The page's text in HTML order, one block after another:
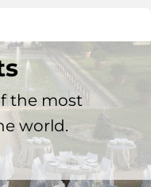
the most
world.